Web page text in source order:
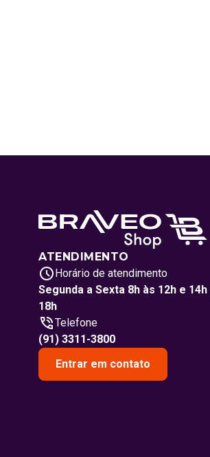
ATENDIMENTO
Horário de atendimento
Segunda a Sexta 8h às 12h e 14h
18h
Telefone
(91) 3311-3800
Entrar em contato